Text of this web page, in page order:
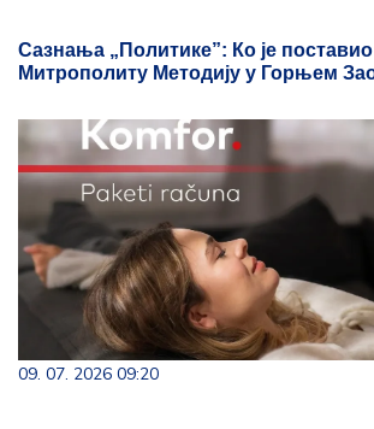
Сазнања „Политике”: Ко је
Митрополиту Методију у Горњем
09. 07. 2026 09:20